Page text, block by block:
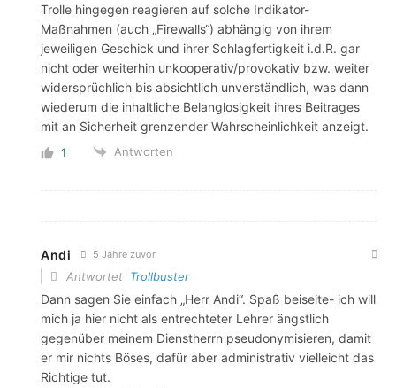
Trolle hingegen reagieren auf solche Indikator-
Maßnahmen (auch „Firewalls“) abhängig von ihrem
jeweiligen Geschick und ihrer Schlagfertigkeit i.d.R. gar
nicht oder weiterhin unkooperativ/provokativ bzw. weiter
widersprüchlich bis absichtlich unverständlich, was dann
wiederum die inhaltliche Belanglosigkeit ihres Beitrages
mit an Sicherheit grenzender Wahrscheinlichkeit anzeigt.
1 Antworten
Andi 5 Jahre zuvor
Antwortet Trollbuster
Dann sagen Sie einfach „Herr Andi“. Spaß beiseite- ich will
mich ja hier nicht als entrechteter Lehrer ängstlich
gegenüber meinem Dienstherrn pseudonymisieren, damit
er mir nichts Böses, dafür aber administrativ vielleicht das
Richtige tut.